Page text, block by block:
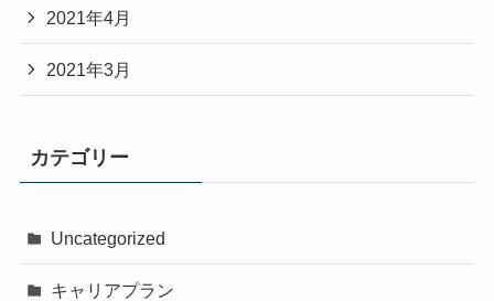
2021年4月
2021年3月
カテゴリー
Uncategorized
キャリアプラン